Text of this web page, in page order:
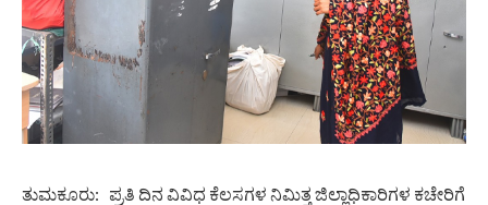
ತುಮಕೂರು: ಪ್ರತಿ ದಿನ ವಿವಿಧ ಕೆಲಸಗಳ ನಿಮಿತ್ತ ಜಿಲ್ಲಾಧಿಕಾರಿಗಳ ಕಚೇರಿಗೆ